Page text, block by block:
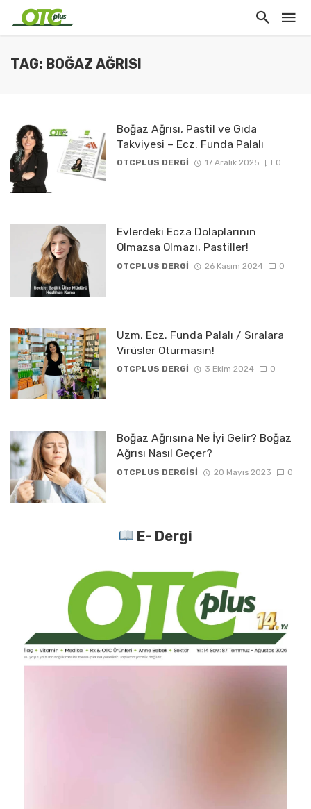
TAG: BOĞAZ AĞRISI
Boğaz Ağrısı, Pastil ve Gıda
Takviyesi – Ecz. Funda Palalı
OTCPLUS DERGİ 17 Aralık 2025 0
Evlerdeki Ecza Dolaplarının
Olmazsa Olmazı, Pastiller!
OTCPLUS DERGİ 26 Kasım 2024 0
Uzm. Ecz. Funda Palalı / Sıralara
Virüsler Oturmasın!
OTCPLUS DERGİ 3 Ekim 2024 0
Boğaz Ağrısına Ne İyi Gelir? Boğaz
Ağrısı Nasıl Geçer?
OTCPLUS DERGİSİ 20 Mayıs 2023 0
E- Dergi